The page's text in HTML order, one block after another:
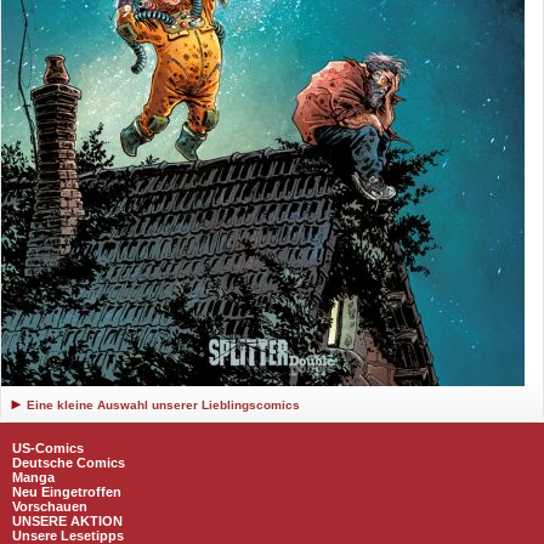
Eine kleine Auswahl unserer Lieblingscomics
US-Comics
Deutsche Comics
Manga
Neu Eingetroffen
Vorschauen
UNSERE AKTION
Unsere Lesetipps